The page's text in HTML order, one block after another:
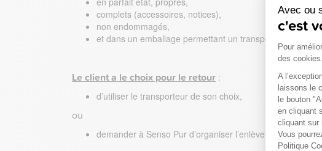
complets (accessoires, notices),
non endommagés,
et dans un emballage permettant un transport sécurisé.
Le client a le choix pour le retour :
d’utiliser le transporteur de son choix,
ou
demander à Senso Pur d’organiser l’enlèvement.
Avec ou
c'est
Pour
des cookies.
A
laissons le
le bouton
en cliquant
cliquant sur
Vous
Politique